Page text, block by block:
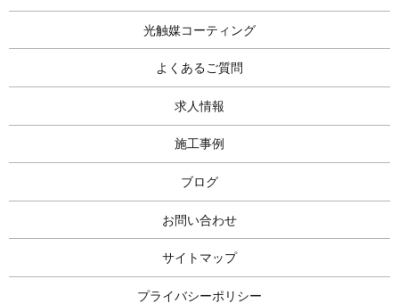
光触媒コーティング
よくあるご質問
求人情報
施工事例
ブログ
お問い合わせ
サイトマップ
プライバシーポリシー